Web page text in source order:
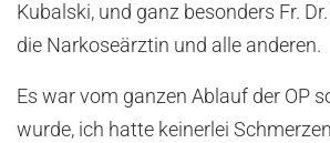
Kubalski, und ganz besonders Fr.
die Narkoseärztin und alle anderen.
Es war vom ganzen Ablauf der OP
wurde, ich hatte keinerlei